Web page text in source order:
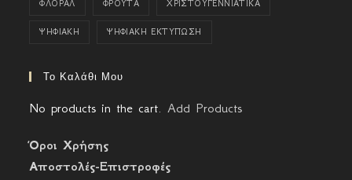
ΦΛΟΡΑΛ ΦΡΟΥΤΑ ΧΡΙΣΤΟΥΓΕΝΝΙΑΤΙΚΑ
ΨΗΦΙΑΚΗ ΨΗΦΙΑΚΗ ΕΚΤΥΠΩΣΗ
Το Καλάθι Μου
No products in the cart. Add Products
Όροι Χρήσης
Αποστολές-Επιστροφές